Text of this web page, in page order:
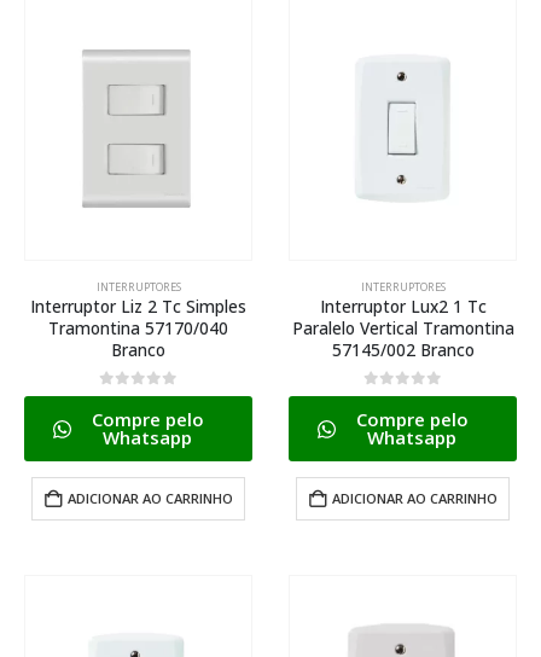
INTERRUPTORES
Interruptor Liz 2 Tc Simples
Tramontina 57170/040
Branco
0de 5
Compre pelo
Whatsapp
ADICIONAR AO CARRINHO
INTERRUPTORES
Interruptor Lux2 1 Tc
Paralelo Vertical Tramontina
57145/002 Branco
0de 5
Compre pelo
Whatsapp
ADICIONAR AO CARRINHO